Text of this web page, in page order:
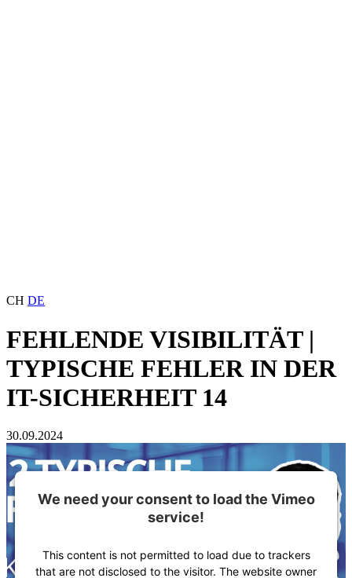
CH DE
FEHLENDE VISIBILITÄT |
TYPISCHE FEHLER IN DER
IT-SICHERHEIT 14
30.09.2024
We need your consent to load the Vimeo
service!
This content is not permitted to load due to trackers
that are not disclosed to the visitor. The website owner